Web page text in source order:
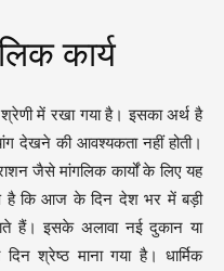
कार्य
श्रेणी में रखा गया है। इसका अर्थ है
देखने की आवश्यकता नहीं होती।
जैसे मांगलिक कार्यों के लिए यह
है कि आज के दिन देश भर में बड़ी
हैं। इसके अलावा नई दुकान या
श्रेष्ठ माना गया है। धार्मिक